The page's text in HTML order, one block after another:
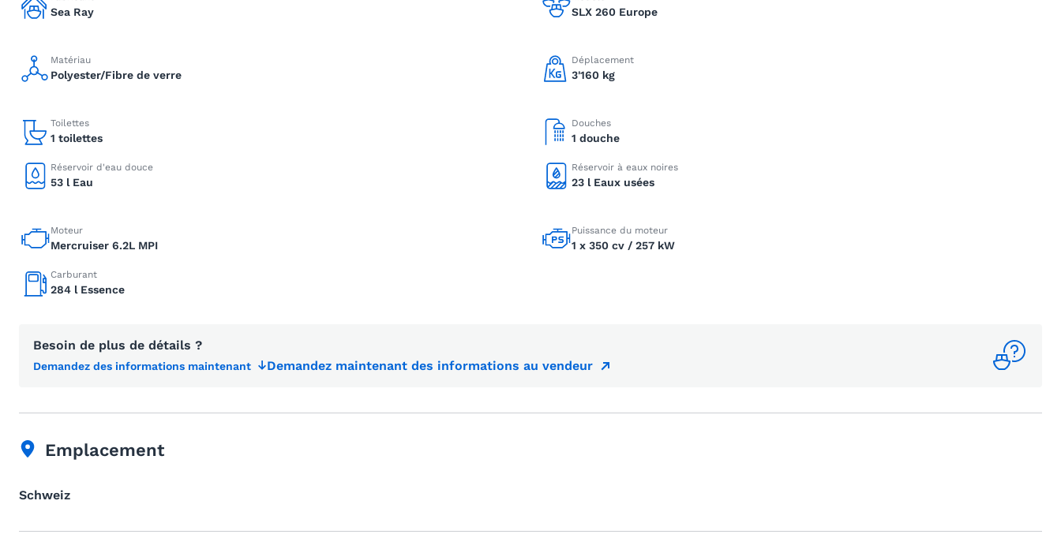
Sea Ray SLX 260 Europe
Matériau
Polyester/Fibre de verre
Déplacement
3'160 kg
Toilettes
1 toilettes
Douches
1 douche
Réservoir d'eau douce
53 l Eau
Réservoir à eaux noires
23 l Eaux usées
Moteur
Mercruiser 6.2L MPI
Puissance du moteur
1 x 350 cv / 257 kW
Carburant
284 l Essence
Besoin de plus de détails ?
Demandez des informations maintenant Demandez maintenant des informations au vendeur
Emplacement
Schweiz